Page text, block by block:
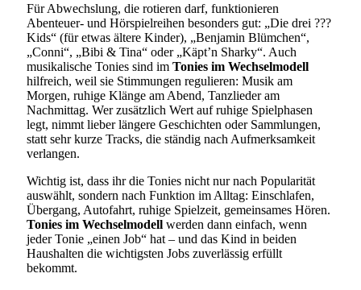
Für Abwechslung, die rotieren darf, funktionieren
Abenteuer- und Hörspielreihen besonders gut: „Die drei ???
Kids“ (für etwas ältere Kinder), „Benjamin Blümchen“,
„Conni“, „Bibi & Tina“ oder „Käpt’n Sharky“. Auch
musikalische Tonies sind im Tonies im Wechselmodell
hilfreich, weil sie Stimmungen regulieren: Musik am
Morgen, ruhige Klänge am Abend, Tanzlieder am
Nachmittag. Wer zusätzlich Wert auf ruhige Spielphasen
legt, nimmt lieber längere Geschichten oder Sammlungen,
statt sehr kurze Tracks, die ständig nach Aufmerksamkeit
verlangen.
Wichtig ist, dass ihr die Tonies nicht nur nach Popularität
auswählt, sondern nach Funktion im Alltag: Einschlafen,
Übergang, Autofahrt, ruhige Spielzeit, gemeinsames Hören.
Tonies im Wechselmodell werden dann einfach, wenn
jeder Tonie „einen Job“ hat – und das Kind in beiden
Haushalten die wichtigsten Jobs zuverlässig erfüllt
bekommt.